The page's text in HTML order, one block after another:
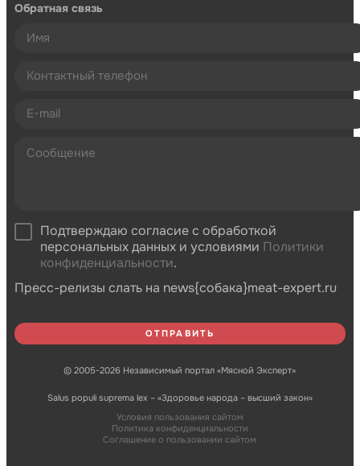
Обратная связь
Подтверждаю согласие с обработкой
персональных данных и условиями Политики
конфиденциальности.
Пресс-релизы слать на news{собака}meat-expert.ru
© 2005-2026 Независимый портал «Мясной Эксперт»
Salus populi suprema lex – «Здоровье народа – высший закон»
Условия пользования сайтом
Политика конфиденциальности
Соглашение о пользовании сайтом